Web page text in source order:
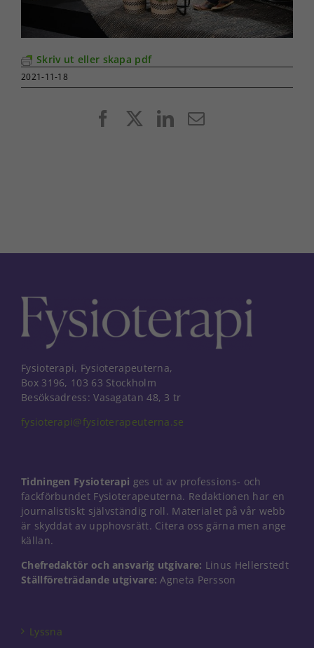
Skriv ut eller skapa pdf
2021-11-18
FacebookLinkedIn
E-
Fysioterapi, Fysioterapeuterna,
Box 3196, 103 63 Stockholm
Besöksadress: Vasagatan 48, 3 tr
fysioterapi@fysioterapeuterna.se
Tidningen Fysioterapi ges ut av professions- och
fackförbundet Fysioterapeuterna. Redaktionen har en
journalistiskt självständig roll. Materialet på vår webb
är skyddat av upphovsrätt. Citera oss gärna men ange
källan.
Chefredaktör och ansvarig utgivare: Linus Hellerstedt
Ställföreträdande utgivare: Agneta Persson
Lyssna
Nödvändiga